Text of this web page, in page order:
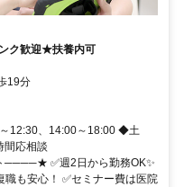
ク歓迎★扶養内可
19分
12:30、14:00～18:00 ◆土
応相談
✅週2日から勤務OK✨
職も安心！ ✅セミナー費は医院